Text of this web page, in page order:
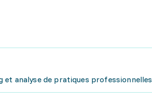
et analyse de pratiques professionnelles